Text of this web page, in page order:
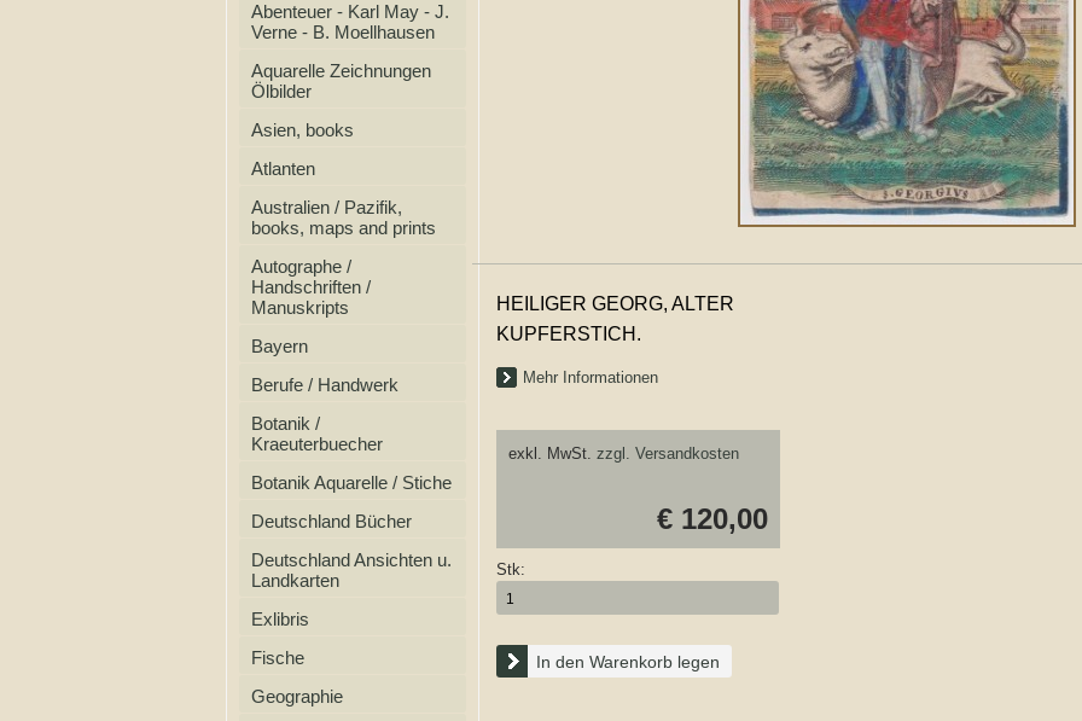
Abenteuer - Karl May - J.
Verne - B. Moellhausen
Aquarelle Zeichnungen
Ölbilder
Asien, books
Atlanten
Australien / Pazifik,
books, maps and prints
Autographe /
Handschriften /
Manuskripts
Bayern
Berufe / Handwerk
Botanik /
Kraeuterbuecher
Botanik Aquarelle / Stiche
Deutschland Bücher
Deutschland Ansichten u.
Landkarten
Exlibris
Fische
Geographie
HEILIGER GEORG, ALTER
KUPFERSTICH.
Mehr Informationen
exkl. MwSt. zzgl. Versandkosten
€ 120,00
Stk:
In den Warenkorb legen